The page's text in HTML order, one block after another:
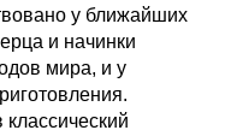
у ближайших
и начинки
мира, и у